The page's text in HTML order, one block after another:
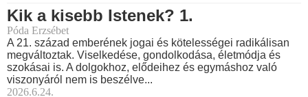
Kik a kisebb Istenek? 1.
Póda Erzsébet
A 21. század emberének jogai és kötelességei radikálisan
megváltoztak. Viselkedése, gondolkodása, életmódja és
szokásai is. A dolgokhoz, elődeihez és egymáshoz való
viszonyáról nem is beszélve...
2026.6.24.